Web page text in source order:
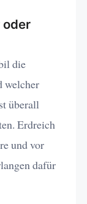
oder
die
welcher
überall
Erdreich
und vor
dafür